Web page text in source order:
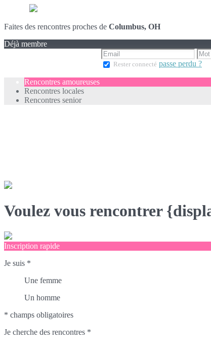
Faites des rencontres proches de Columbus, OH
Déjà membre
Rester connecté passe perdu ?
Rencontres amoureuses
Rencontres locales
Rencontres senior
Voulez vous rencontrer
Inscription rapide
Je suis *
Une femme
Un homme
* champs obligatoires
Je cherche des rencontres *